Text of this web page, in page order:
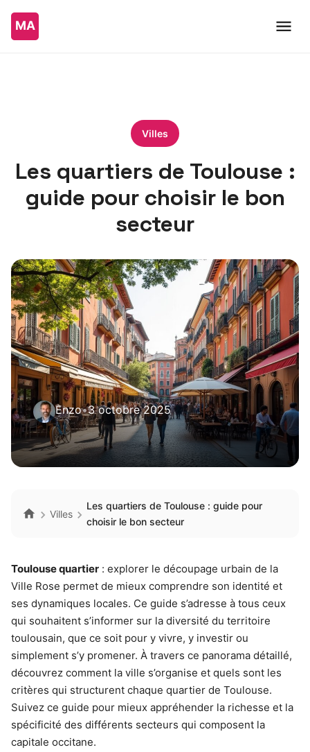
Villes
Les quartiers de Toulouse :
guide pour choisir le bon
secteur
Enzo•3 octobre 2025
Villes
Les quartiers de Toulouse : guide pour
choisir le bon secteur
Toulouse quartier : explorer le découpage urbain de la
Ville Rose permet de mieux comprendre son identité et
ses dynamiques locales. Ce guide s’adresse à tous ceux
qui souhaitent s’informer sur la diversité du territoire
toulousain, que ce soit pour y vivre, y investir ou
simplement s’y promener. À travers ce panorama détaillé,
découvrez comment la ville s’organise et quels sont les
critères qui structurent chaque quartier de Toulouse.
Suivez ce guide pour mieux appréhender la richesse et la
spécificité des différents secteurs qui composent la
capitale occitane.